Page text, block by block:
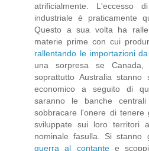
atrificialmente. L'eccesso
industriale è praticamente
Questo a sua volta ha
materie prime con cui
rallentando le importazioni
una sorpresa se
soprattutto Australia
economico a seguito di
saranno le banche
sobbracare l'onere di
sviluppate sui loro territori
nominale fasulla. Si stanno
guerra al contantee